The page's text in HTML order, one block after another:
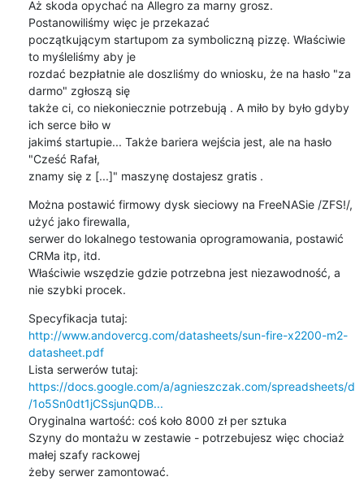
Aż skoda opychać na Allegro za marny grosz.
Postanowiliśmy więc je przekazać
początkującym startupom za symboliczną pizzę. Właściwie
to myśleliśmy aby je
rozdać bezpłatnie ale doszliśmy do wniosku, że na hasło "za
darmo" zgłoszą się
także ci, co niekoniecznie potrzebują . A miło by było gdyby
ich serce biło w
jakimś startupie... Także bariera wejścia jest, ale na hasło
"Cześć Rafał,
znamy się z [...]" maszynę dostajesz gratis .
Można postawić firmowy dysk sieciowy na FreeNASie /ZFS!/,
użyć jako firewalla,
serwer do lokalnego testowania oprogramowania, postawić
CRMa itp, itd.
Właściwie wszędzie gdzie potrzebna jest niezawodność, a
nie szybki procek.
http://www.andovercg.com/datasheets/sun-fire-x2200-m2-
datasheet.pdf
https://docs.google.com/a/agnieszczak.com/spreadsheets/d
/1o5Sn0dt1jCSsjunQDB...
Oryginalna wartość: coś koło 8000 zł per sztuka
Szyny do montażu w zestawie - potrzebujesz więc chociaż
małej szafy rackowej
żeby serwer zamontować.